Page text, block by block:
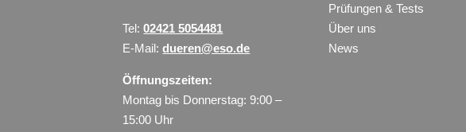
Tel:02421 5054481
E-Mail:dueren@eso.de
Öffnungszeiten:
Montag bis Donnerstag: 9:00 –
15:00 Uhr
Prüfungen & Tests
Über uns
News